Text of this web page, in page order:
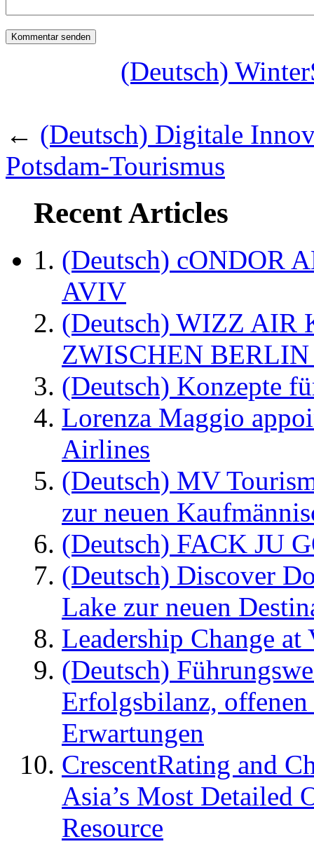
(Deutsch)
← (Deutsch) Digitale
Potsdam-Tourismus
Recent Articles
(Deutsch) cONDOR
AVIV
(Deutsch) WIZZ AIR
ZWISCHEN
(Deutsch) Konzepte
Lorenza Maggio
Airlines
(Deutsch) MV
zur neuen
(Deutsch) FACK JU
(Deutsch) Discover
Lake zur neuen
Leadership Change
(Deutsch)
Erfolgsbilanz,
Erwartungen
CrescentRating and
Asia’s Most Detailed
Resource